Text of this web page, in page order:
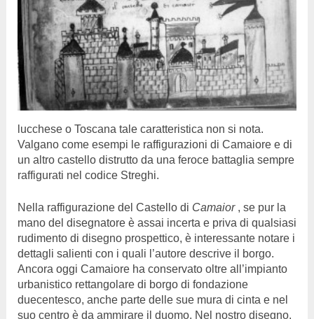
lucchese o Toscana tale caratteristica non si nota.
Valgano come esempi le raffigurazioni di Camaiore e di
un altro castello distrutto da una feroce battaglia sempre
raffigurati nel codice Streghi.
Nella raffigurazione del Castello di Camaior, se pur la
mano del disegnatore è assai incerta e priva di qualsiasi
rudimento di disegno prospettico, è interessante notare i
dettagli salienti con i quali l’autore descrive il borgo.
Ancora oggi Camaiore ha conservato oltre all’impianto
urbanistico rettangolare di borgo di fondazione
duecentesco, anche parte delle sue mura di cinta e nel
suo centro è da ammirare il duomo. Nel nostro disegno,